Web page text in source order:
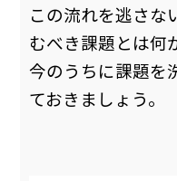
この流れを逃さな
むべき課題とは何
今のうちに課題を
ておきましょう。